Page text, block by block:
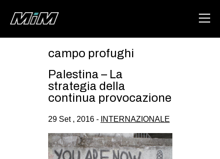
HOME
ABOUT
AREA
DEGENERAZIONE
GAZA FREESTYLE
CSOA LAMBRETTA
campo profughi
Palestina – La
strategia della
continua provocazione
29 Set , 2016 - INTERNAZIONALE